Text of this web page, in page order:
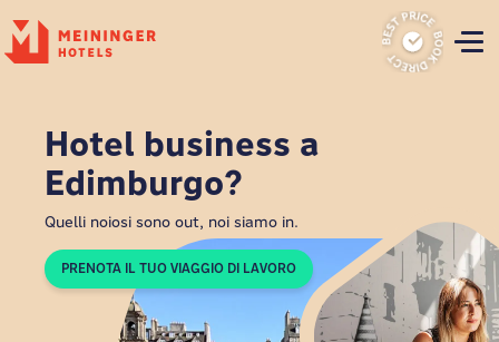
P
Hotel business a
Edimburgo?
Quelli noiosi sono out, noi siamo in.
PRENOTA IL TUO VIAGGIO DI LAVORO